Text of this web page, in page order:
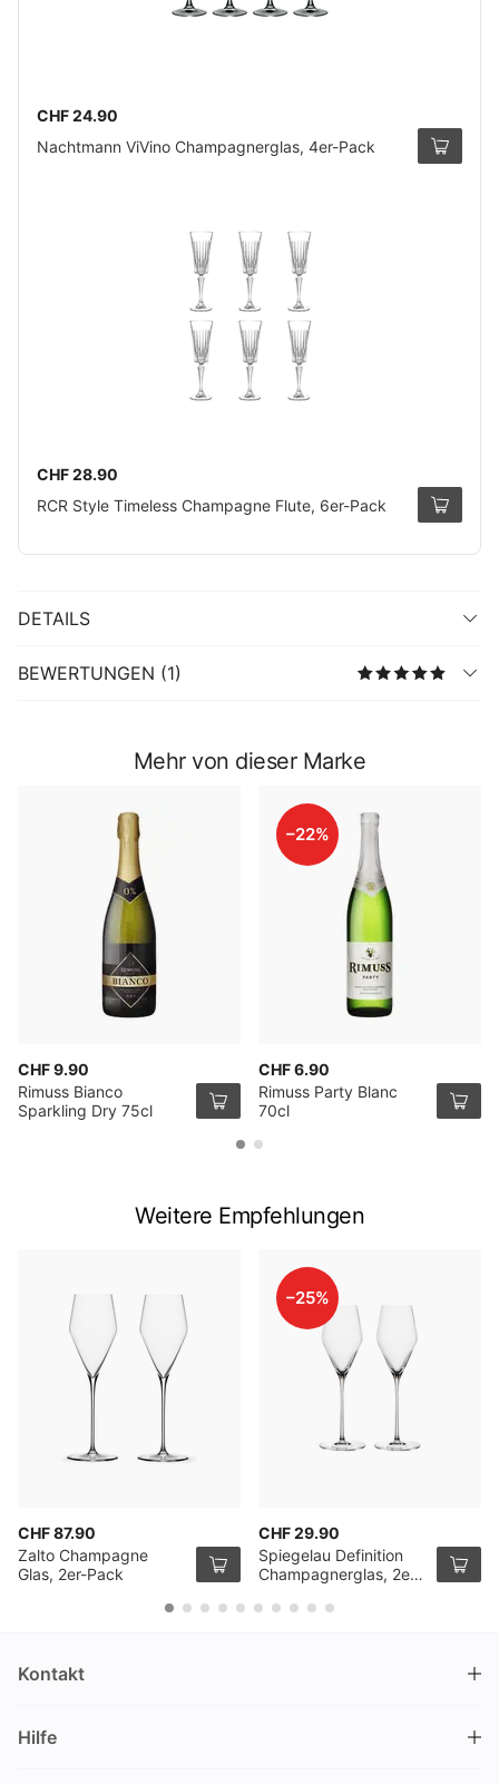
CHF 24.90
Nachtmann ViVino Champagnerglas, 4er-Pack
CHF 28.90
RCR Style Timeless Champagne Flute, 6er-Pack
DETAILS
BEWERTUNGEN (1)
Mehr von dieser Marke
CHF 9.90
Rimuss Bianco
Sparkling Dry 75cl
–22%
CHF 6.90
Rimuss Party Blanc
70cl
Weitere Empfehlungen
CHF 87.90
Zalto Champagne
Glas, 2er-Pack
–25%
CHF 29.90
Spiegelau Definition
Champagnerglas, 2er
Kontakt
Nüschelerstrasse 35
Hilfe